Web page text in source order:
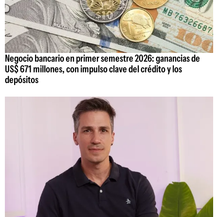
Negocio bancario en primer semestre 2026: ganancias de
US$ 671 millones, con impulso clave del crédito y los
depósitos